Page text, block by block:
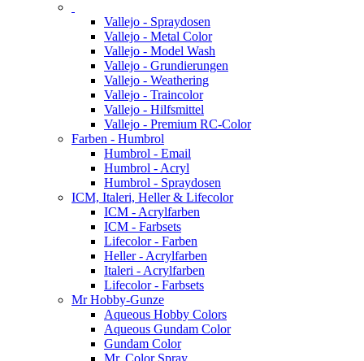
Vallejo - Spraydosen
Vallejo - Metal Color
Vallejo - Model Wash
Vallejo - Grundierungen
Vallejo - Weathering
Vallejo - Traincolor
Vallejo - Hilfsmittel
Vallejo - Premium RC-Color
Farben - Humbrol
Humbrol - Email
Humbrol - Acryl
Humbrol - Spraydosen
ICM, Italeri, Heller & Lifecolor
ICM - Acrylfarben
ICM - Farbsets
Lifecolor - Farben
Heller - Acrylfarben
Italeri - Acrylfarben
Lifecolor - Farbsets
Mr Hobby-Gunze
Aqueous Hobby Colors
Aqueous Gundam Color
Gundam Color
Mr. Color Spray